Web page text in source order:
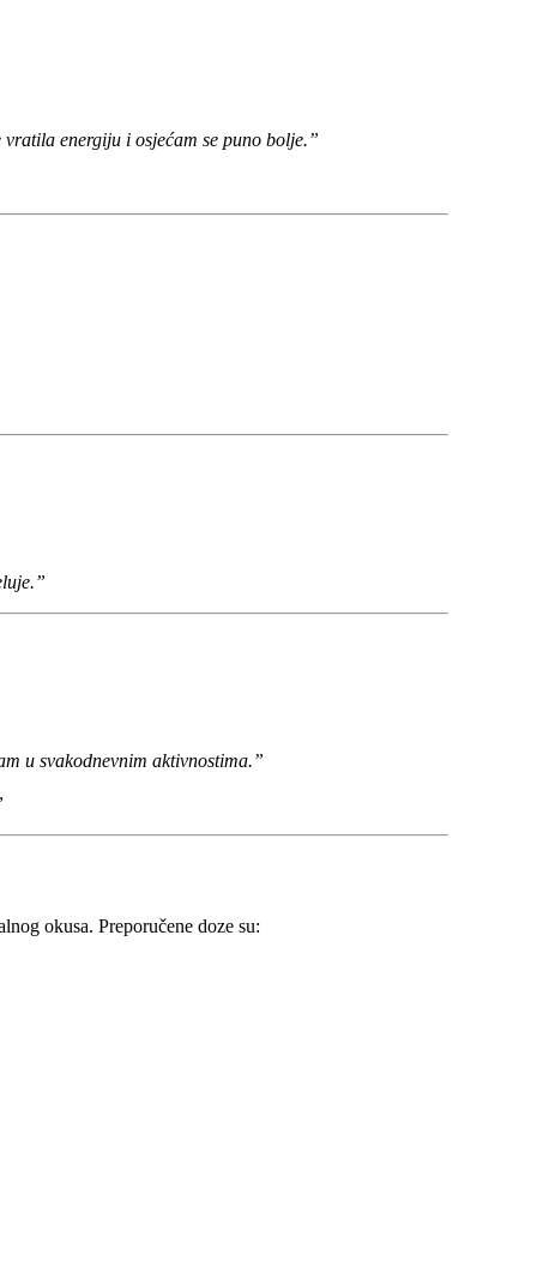
energiju i osjećam se puno bolje.”
u svakodnevnim aktivnostima.”
okusa. Preporučene doze su: